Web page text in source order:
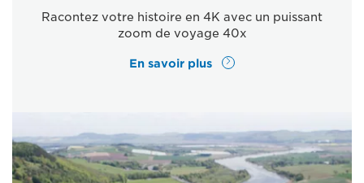
Racontez votre histoire en 4K avec un puissant
zoom de voyage 40x
En savoir plus